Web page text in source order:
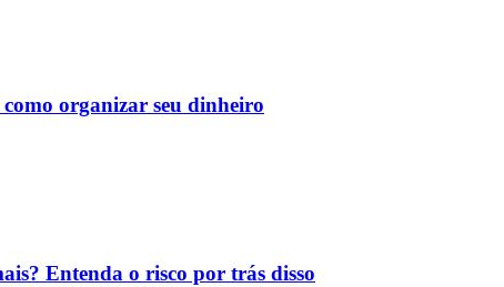
organizar seu dinheiro
Entenda o risco por trás disso